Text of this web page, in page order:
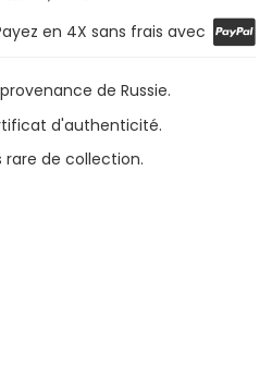
en 4X sans frais avec
de Russie.
d'authenticité.
rare de collection.